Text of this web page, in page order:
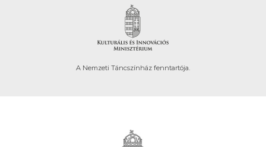
A Nemzeti Táncszínház fenntartója.